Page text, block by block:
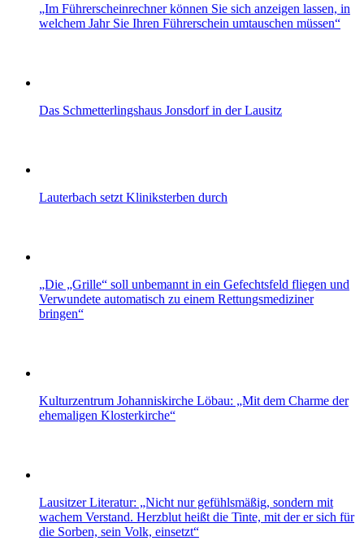
„Im Führerscheinrechner können Sie sich anzeigen lassen, in
welchem Jahr Sie Ihren Führerschein umtauschen müssen“
Das Schmetterlingshaus Jonsdorf in der Lausitz
Lauterbach setzt Kliniksterben durch
„Die „Grille“ soll unbemannt in ein Gefechtsfeld fliegen und
Verwundete automatisch zu einem Rettungsmediziner
bringen“
Kulturzentrum Johanniskirche Löbau: „Mit dem Charme der
ehemaligen Klosterkirche“
Lausitzer Literatur: „Nicht nur gefühlsmäßig, sondern mit
wachem Verstand. Herzblut heißt die Tinte, mit der er sich für
die Sorben, sein Volk, einsetzt“